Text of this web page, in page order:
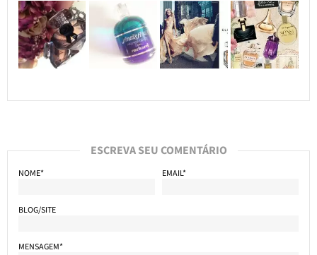
ESCREVA SEU COMENTÁRIO
NOME* EMAIL*
BLOG/SITE
MENSAGEM*